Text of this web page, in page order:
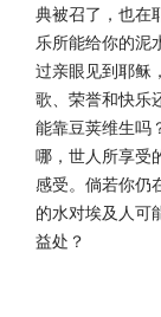
典被召了，也在
乐所能给你的泥
过亲眼见到耶稣
歌、荣誉和快乐
能靠豆荚维生吗
哪，世人所享受
感受。倘若你仍
的水对埃及人可
益处？